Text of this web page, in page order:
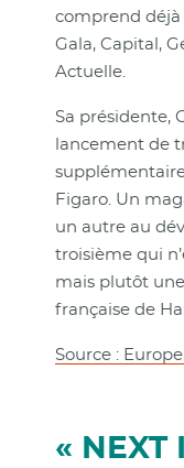
comprend
Gala, Capital,
Actuelle.
Sa présidente,
lancement de
Figaro. Un
un autre au
troisième qui
mais plutôt
française de
Source : Europe
« NEXT